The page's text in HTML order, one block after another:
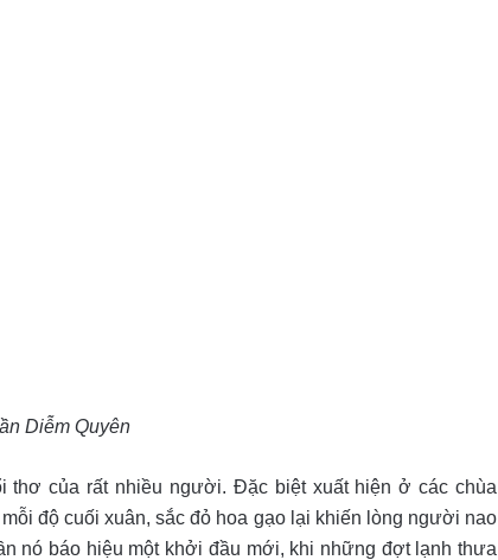
Diễm Quyên
của rất nhiều người. Đặc biệt xuất hiện ở các chùa
độ cuối xuân, sắc đỏ hoa gạo lại khiến lòng người nao
nó báo hiệu một khởi đầu mới, khi những đợt lạnh thưa